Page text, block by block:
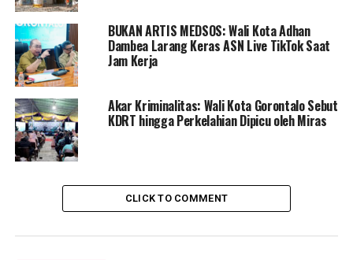
“Bukan hanya sebagai kunjungan biasa, tetapi Presiden
juga berinteraksi dengan masyarakat, baik pengunjung
maupun pedagang di Gorontalo City Mall. Dampak
positifnya terasa bagi para pedagang karena
mendapatkan kunjungan dari orang nomor satu di
Indonesia,” tambahnya.
RELATED TOPICS:
Paris Jusuf Ungkap Pembahasan Usulan PJ Gubernur dan
Provinsi Gorontalo
BUKAN ARTIS MEDSOS: Wali Kota Adhan
Dambea Larang Keras ASN Live TikTok Saat
Jam Kerja
Akar Kriminalitas: Wali Kota Gorontalo Sebut
KDRT hingga Perkelahian Dipicu oleh Miras
CLICK TO COMMENT